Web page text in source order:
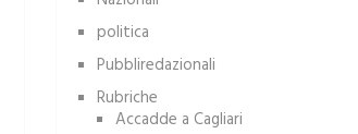
politica
Pubbliredazionali
Rubriche
Accadde a Cagliari